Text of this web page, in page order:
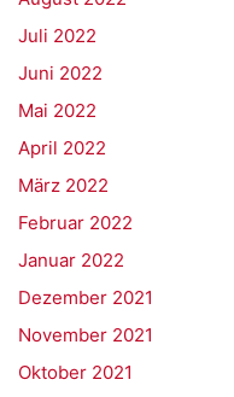
Juli 2022
Juni 2022
Mai 2022
April 2022
März 2022
Februar 2022
Januar 2022
Dezember 2021
November 2021
Oktober 2021